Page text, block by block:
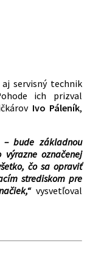
servisný technik
ich prizval
Ivo Páleník,
– bude základnou
označenej
čo sa opraviť
strediskom pre
vysvetľoval